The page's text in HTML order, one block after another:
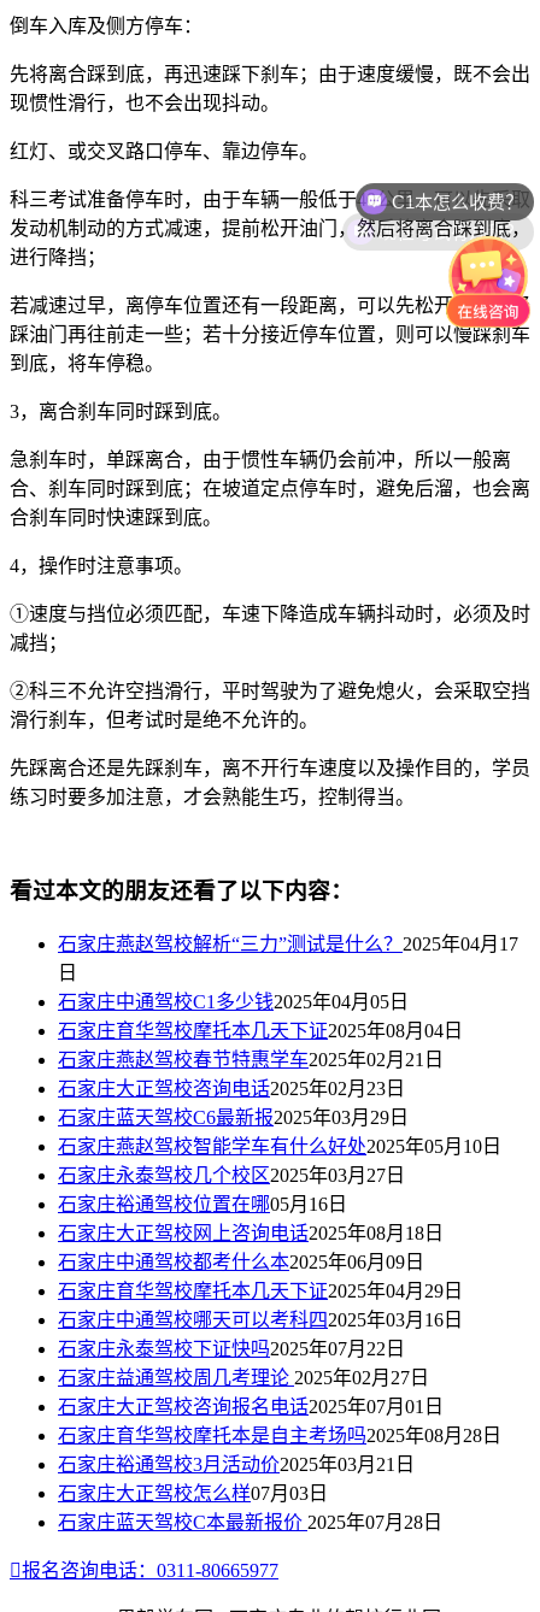
倒车入库及侧方停车：
先将离合踩到底，再迅速踩下刹车；由于速度缓慢，既不会出
现惯性滑行，也不会出现抖动。
红灯、或交叉路口停车、靠边停车。
科三考试准备停车时，由于车辆一般低于40公里，可以先采取
发动机制动的方式减速，提前松开油门，然后将离合踩到底，
进行降挡；
若减速过早，离停车位置还有一段距离，可以先松开离合，轻
踩油门再往前走一些；若十分接近停车位置，则可以慢踩刹车
到底，将车停稳。
3，离合刹车同时踩到底。
急刹车时，单踩离合，由于惯性车辆仍会前冲，所以一般离
合、刹车同时踩到底；在坡道定点停车时，避免后溜，也会离
合刹车同时快速踩到底。
4，操作时注意事项。
①速度与挡位必须匹配，车速下降造成车辆抖动时，必须及时
减挡；
②科三不允许空挡滑行，平时驾驶为了避免熄火，会采取空挡
滑行刹车，但考试时是绝不允许的。
先踩离合还是先踩刹车，离不开行车速度以及操作目的，学员
练习时要多加注意，才会熟能生巧，控制得当。
看过本文的朋友还看了以下内容：
石家庄燕赵驾校解析“三力”测试是什么？ 2025年04月17
日
石家庄中通驾校C1多少钱2025年04月05日
石家庄育华驾校摩托本几天下证2025年08月04日
石家庄燕赵驾校春节特惠学车2025年02月21日
石家庄大正驾校咨询电话2025年02月23日
石家庄蓝天驾校C6最新报2025年03月29日
石家庄燕赵驾校智能学车有什么好处2025年05月10日
石家庄永泰驾校几个校区2025年03月27日
石家庄裕通驾校位置在哪05月16日
石家庄大正驾校网上咨询电话2025年08月18日
石家庄中通驾校都考什么本2025年06月09日
石家庄育华驾校摩托本几天下证2025年04月29日
石家庄中通驾校哪天可以考科四2025年03月16日
石家庄永泰驾校下证快吗2025年07月22日
石家庄益通驾校周几考理论 2025年02月27日
石家庄大正驾校咨询报名电话2025年07月01日
石家庄育华驾校摩托本是自主考场吗2025年08月28日
石家庄裕通驾校3月活动价2025年03月21日
石家庄大正驾校怎么样07月03日
石家庄蓝天驾校C本最新报价 2025年07月28日
报名咨询电话：0311-80665977
C1本怎么收费？
现在考试有几科？